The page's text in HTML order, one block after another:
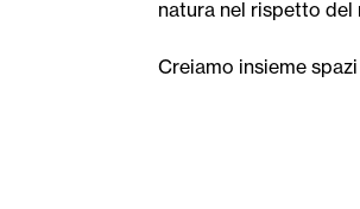
natura nel rispetto
Creiamo insieme